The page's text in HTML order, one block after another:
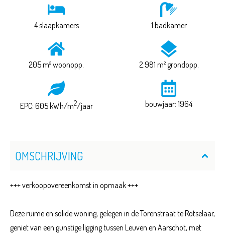
4 slaapkamers 1 badkamer
205 m² woonopp. 2.981 m² grondopp.
EPC: 605 kWh/m2/jaar bouwjaar: 1964
OMSCHRIJVING
+++ verkoopovereenkomst in opmaak +++
Deze ruime en solide woning, gelegen in de Torenstraat te Rotselaar,
geniet van een gunstige ligging tussen Leuven en Aarschot, met